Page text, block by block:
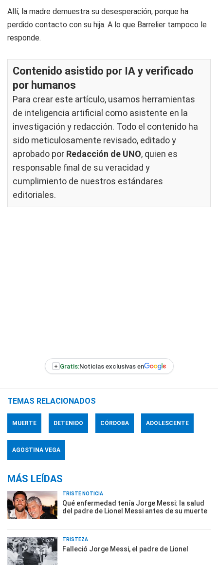
Allí, la madre demuestra su desesperación, porque ha
perdido contacto con su hija. A lo que Barrelier tampoco le
responde.
Contenido asistido por IA y verificado
por humanos
Para crear este artículo, usamos herramientas
de inteligencia artificial como asistente en la
investigación y redacción. Todo el contenido ha
sido meticulosamente revisado, editado y
aprobado por Redacción de UNO, quien es
responsable final de su veracidad y
cumplimiento de nuestros estándares
editoriales.
+ Gratis:Noticias exclusivas en
TEMAS RELACIONADOS
MUERTE DETENIDO CÓRDOBA ADOLESCENTE
AGOSTINA VEGA
MÁS LEÍDAS
TRISTE NOTICIA
Qué enfermedad tenía Jorge Messi: la salud
del padre de Lionel Messi antes de su muerte
TRISTEZA
Falleció Jorge Messi, el padre de Lionel